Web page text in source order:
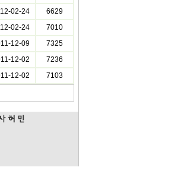
02-24
6629
02-24
7010
12-09
7325
12-02
7236
12-02 7103